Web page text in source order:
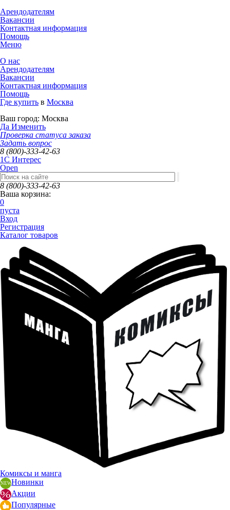
Арендодателям
Вакансии
Контактная информация
Помощь
Меню
О нас
Арендодателям
Вакансии
Контактная информация
Помощь
Где купить в Москва
Ваш город: Москва
Да Изменить
Проверка статуса заказа
Задать вопрос
8 (800)-333-42-63
1C Интерес
Open
8 (800)-333-42-63
Ваша корзина:
0
пуста
Вход
Регистрация
Каталог товаров
Комиксы и манга
Новинки
Акции
Популярные